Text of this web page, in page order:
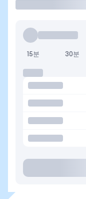
15분 30분